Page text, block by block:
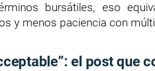
bursátiles, eso
y menos paciencia con
el post que